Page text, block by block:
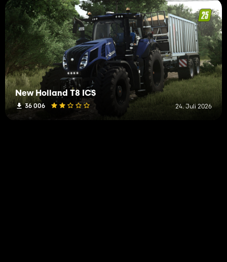
New Holland T8 ICS
36 006 24. Juli 2026